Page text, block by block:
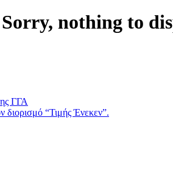
Sorry, nothing to
ΓΓΑ
διορισμό “Τιμής Ένεκεν”.